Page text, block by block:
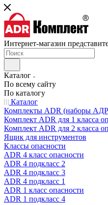
Интернет-магазин
Каталог
По всему сайту
По каталогу
Каталог
Комплекты ADR (наборы
Комплект ADR для 1 класса
Комплект ADR для 2 класса
Ящик для инструментов
Классы опасности
ADR 4 класс опасности
ADR 4 подкласс 2
ADR 4 подкласс 3
ADR 4 подкласс 1
ADR 1 класс опасности
ADR 1 подкласс 4